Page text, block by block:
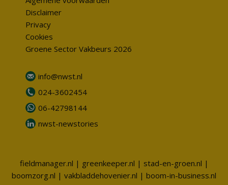
Disclaimer
Privacy
Cookies
Groene Sector Vakbeurs 2026
info@nwst.nl
024-3602454
06-42798144
nwst-newstories
fieldmanager.nl | greenkeeper.nl | stad-en-groen.nl |
boomzorg.nl | vakbladdehovenier.nl | boom-in-business.nl